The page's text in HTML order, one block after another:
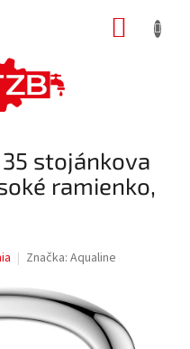
35 stojánkova
ramienko,
Značka: Aqualine